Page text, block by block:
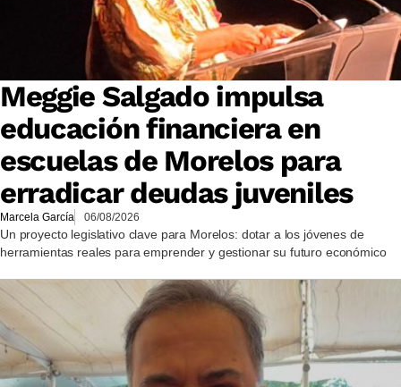
Meggie Salgado impulsa
educación financiera en
escuelas de Morelos para
erradicar deudas juveniles
Marcela García 06/08/2026
Un proyecto legislativo clave para Morelos: dotar a los jóvenes de
herramientas reales para emprender y gestionar su futuro económico